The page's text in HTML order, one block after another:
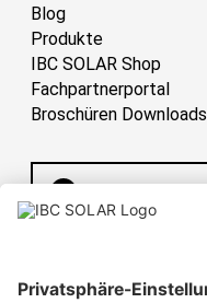
Blog
Produkte
IBC SOLAR Shop
Fachpartnerportal
Broschüren Downloads